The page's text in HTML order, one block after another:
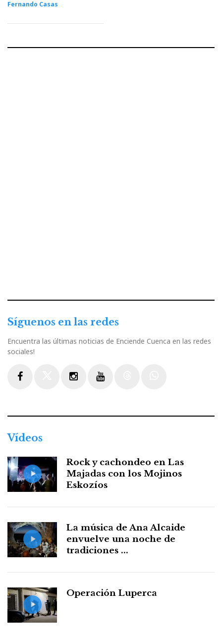
Fernando Casas
Síguenos en las redes
Encuentra las últimas noticias de Enciende Cuenca en las redes
sociales!
Vídeos
Rock y cachondeo en Las
Majadas con los Mojinos
Eskozíos
La música de Ana Alcaide
envuelve una noche de
tradiciones ...
Operación Luperca